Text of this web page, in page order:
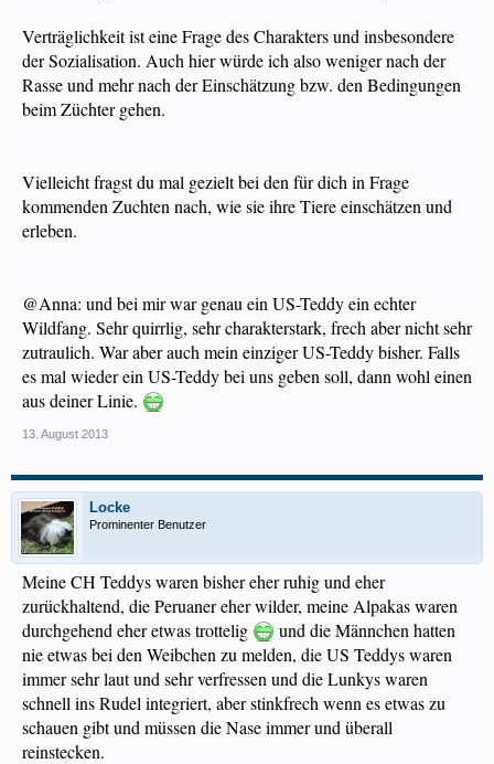
Verträglichkeit ist eine Frage des Charakters und insbesondere
der Sozialisation. Auch hier würde ich also weniger nach der
Rasse und mehr nach der Einschätzung bzw. den Bedingungen
beim Züchter gehen.
Vielleicht fragst du mal gezielt bei den für dich in Frage
kommenden Zuchten nach, wie sie ihre Tiere einschätzen und
erleben.
@Anna: und bei mir war genau ein US-Teddy ein echter
Wildfang. Sehr quirrlig, sehr charakterstark, frech aber nicht sehr
zutraulich. War aber auch mein einziger US-Teddy bisher. Falls
es mal wieder ein US-Teddy bei uns geben soll, dann wohl einen
aus deiner Linie.
13. August 2013
Locke
Prominenter Benutzer
Meine CH Teddys waren bisher eher ruhig und eher
zurückhaltend, die Peruaner eher wilder, meine Alpakas waren
durchgehend eher etwas trottelig
und die Männchen hatten
nie etwas bei den Weibchen zu melden, die US Teddys waren
immer sehr laut und sehr verfressen und die Lunkys waren
schnell ins Rudel integriert, aber stinkfrech wenn es etwas zu
schauen gibt und müssen die Nase immer und überall
reinstecken.